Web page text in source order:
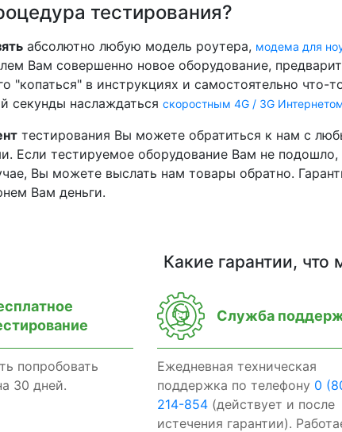
тестирования?
абсолютно любую модель роутера, модема для
Вам совершенно новое оборудование,
"копаться" в инструкциях и самостоятельно
секунды наслаждаться скоростным 4G / 3G
тестирования Вы можете обратиться к нам с
Если тестируемое оборудование Вам не
Вы можете выслать нам товары обратно.
Вам деньги.
Какие гарантии,
попробовать
30 дней.
Служба
Ежедневная техническая
поддержка по телефону 0
214-854 (действует и после
истечения гарантии).